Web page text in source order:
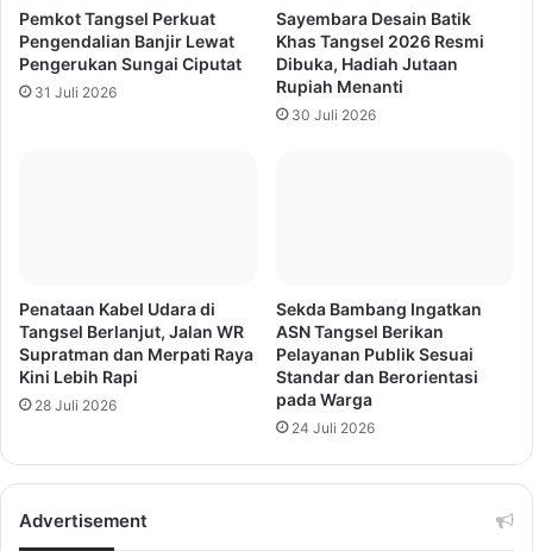
Pemkot Tangsel Perkuat
Pengendalian Banjir Lewat
Pengerukan Sungai Ciputat
31 Juli 2026
Sayembara Desain Batik
Khas Tangsel 2026 Resmi
Dibuka, Hadiah Jutaan
Rupiah Menanti
30 Juli 2026
Penataan Kabel Udara di
Tangsel Berlanjut, Jalan WR
Supratman dan Merpati Raya
Kini Lebih Rapi
28 Juli 2026
Sekda Bambang Ingatkan
ASN Tangsel Berikan
Pelayanan Publik Sesuai
Standar dan Berorientasi
pada Warga
24 Juli 2026
Advertisement